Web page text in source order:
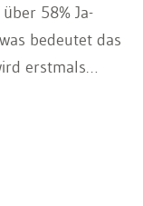
58% Ja-
bedeutet das
erstmals
über